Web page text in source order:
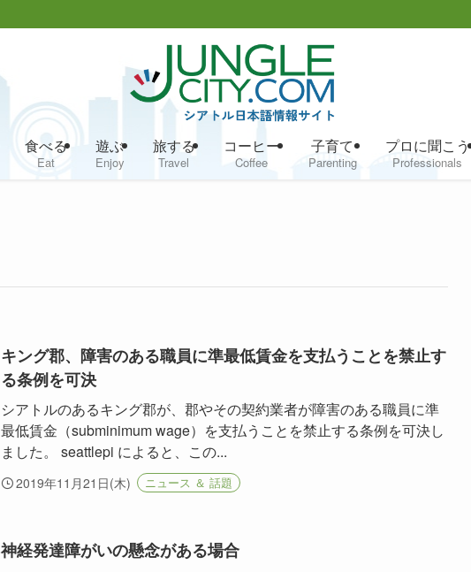
食べる
Eat
遊ぶ
Enjoy
旅する
Travel
コーヒー
Coffee
子育て
Parenting
プロに聞こう
Professionals
キング郡、障害のある職員に準最低賃金を支払うことを禁止す
る条例を可決
シアトルのあるキング郡が、郡やその契約業者が障害のある職員に準
最低賃金（subminimum wage）を支払うことを禁止する条例を可決し
ました。 seattlepi によると、この...
2019年11月21日(木) ニュース ＆ 話題
神経発達障がいの懸念がある場合